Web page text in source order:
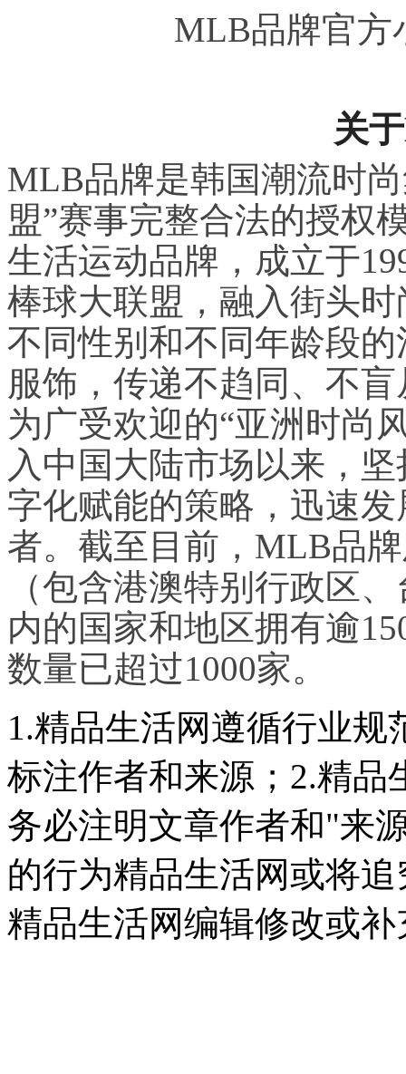
MLB品牌官方
关
MLB品牌是韩国潮流时
盟”赛事完整合法的授权
生活运动品牌，成立于
棒球大联盟，融入街头
不同性别和不同年龄段
服饰，传递不趋同、不
为广受欢迎的“亚洲时尚
入中国大陆市场以来，
字化赋能的策略，迅速
者。截至目前，MLB品
（包含港澳特别行政区
内的国家和地区拥有逾
数量已超过1000家。
1.精品生活网遵循行业
标注作者和来源；2.精品
务必注明文章作者和"来
的行为精品生活网或将
精品生活网编辑修改或补